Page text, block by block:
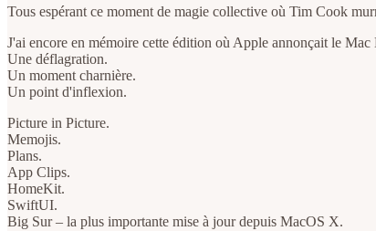
Tous espérant ce moment de magie collective où Tim Cook
J'ai encore en mémoire cette édition où Apple annonçait le Mac
Une déflagration.
Un moment charnière.
Un point d'inflexion.
Picture in Picture.
Memojis.
Plans.
App Clips.
HomeKit.
SwiftUI.
Big Sur – la plus importante mise à jour depuis MacOS X.